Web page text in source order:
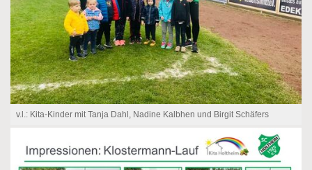
v.l.: Kita-Kinder mit Tanja Dahl, Nadine Kalbhen und Birgit Schäfers